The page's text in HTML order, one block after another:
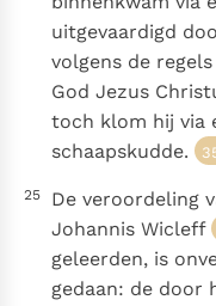
uitgevaardigd
volgens de
God Jezus
toch klom hij via
schaapskudde.
25
De veroordeling
Johannis Wicleff
geleerden, is
gedaan: de door